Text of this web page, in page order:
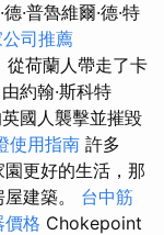
·普魯維爾·德·特
司推薦
從荷蘭人帶走了卡
約翰·斯科特
國人襲擊並摧毀
使用指南 許多
更好的生活，那
建築。 台中筋
價格 Chokepoint